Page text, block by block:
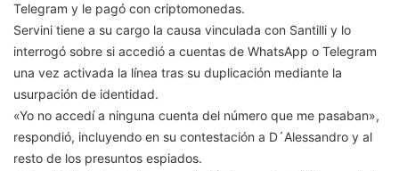
Telegram y le pagó con criptomonedas.
Servini tiene a su cargo la causa vinculada con Santilli y lo
interrogó sobre si accedió a cuentas de WhatsApp o Telegram
una vez activada la línea tras su duplicación mediante la
usurpación de identidad.
«Yo no accedí a ninguna cuenta del número que me pasaban»,
respondió, incluyendo en su contestación a D´Alessandro y al
resto de los presuntos espiados.